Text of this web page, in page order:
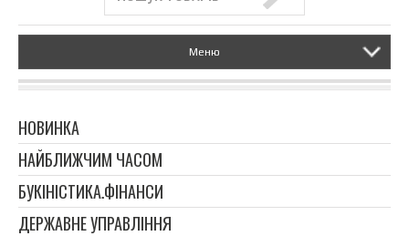
Меню
НОВИНКА
НАЙБЛИЖЧИМ ЧАСОМ
БУКІНІСТИКА.ФІНАНСИ
ДЕРЖАВНЕ УПРАВЛІННЯ